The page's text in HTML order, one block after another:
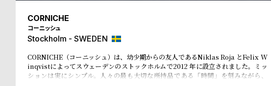
CORNICHE
コーニッシュ
Stockholm - SWEDEN
CORNICHE（コーニッシュ）は、幼少期からの友人であるNiklas Roja とFelix W
inqvistによってスウェーデンのストックホルムで2012 年に設立されました。ミッ
ションは実にシンプル。人々の最も大切な所持品である「時間」を刻みながら、